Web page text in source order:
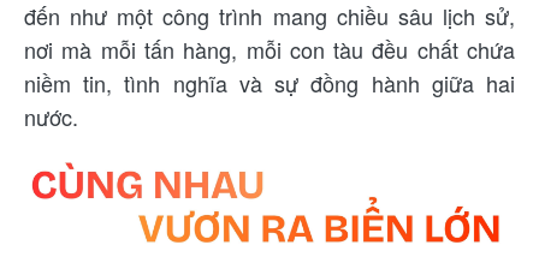
đến như một công trình mang chiều sâu lịch sử,
nơi mà mỗi tấn hàng, mỗi con tàu đều chất chứa
niềm tin, tình nghĩa và sự đồng hành giữa hai
nước.